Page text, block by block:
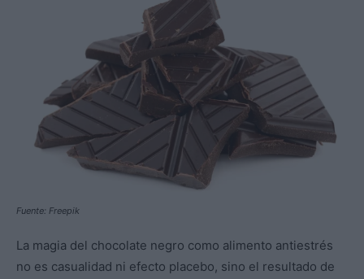
Fuente: Freepik
La magia del chocolate negro como alimento antiestrés
no es casualidad ni efecto placebo, sino el resultado de